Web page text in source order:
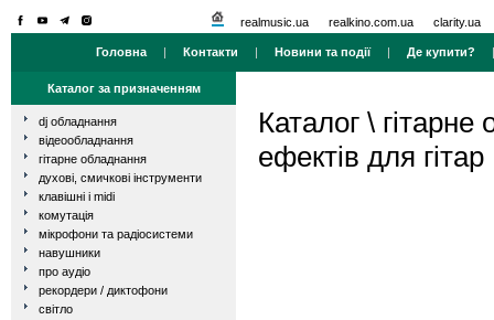
realmusic.ua realkino.com.ua clarity.ua
Головна | Контакти | Новини та події| Де купити?
Каталог за призначенням
dj обладнання
відеообладнання
гітарне обладнання
духові, смичкові інструменти
клавішні і midi
комутація
мікрофони та радіосистеми
навушники
про аудіо
рекордери / диктофони
світло
Каталог \ гітарне
ефектів для гітар